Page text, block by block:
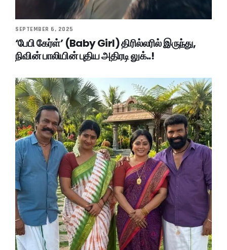
SEPTEMBER 6, 2025
‘பேபி கேர்ள்’ (Baby Girl) திரில்லரில் இருந்து,
நிவின் பாலியின் புதிய அதிரடி லுக்..!